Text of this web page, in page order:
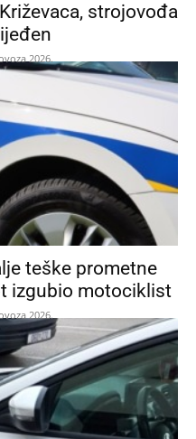
strojovođa
2026.
teške prometne
izgubio motociklist
2026.